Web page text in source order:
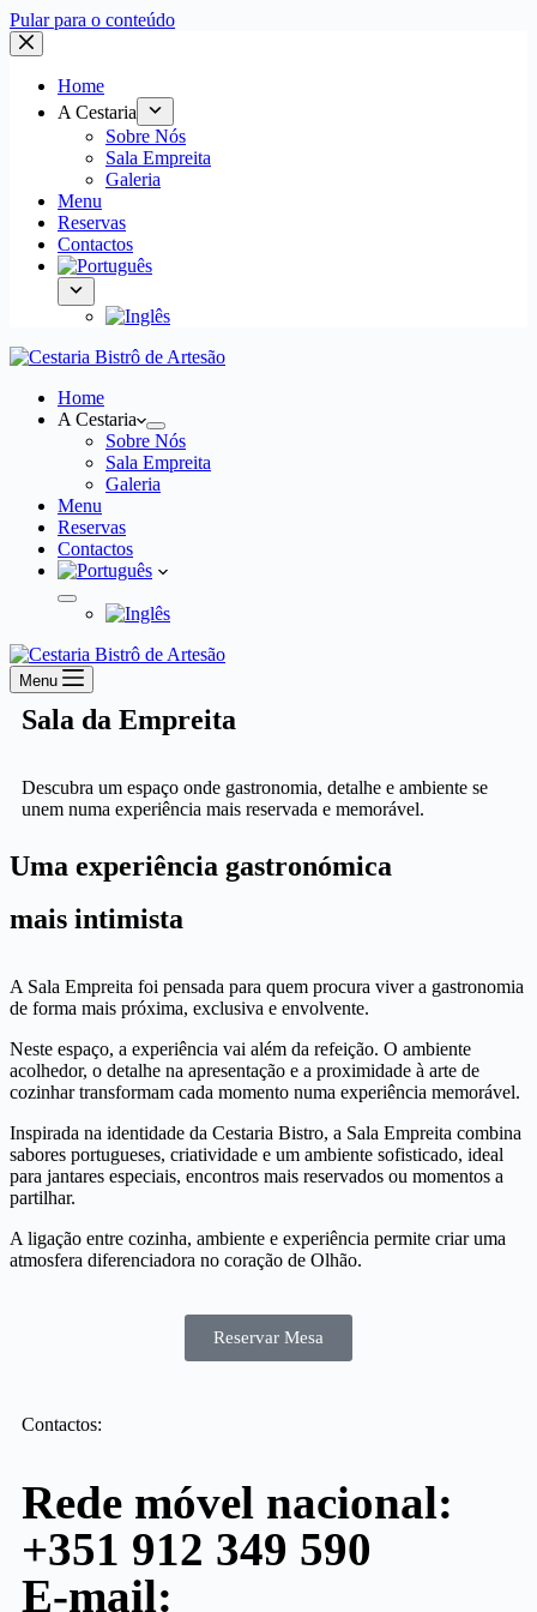
Pular para o conteúdo
Home
A Cestaria
Sobre Nós
Sala Empreita
Galeria
Menu
Reservas
Contactos
Home
A Cestaria
Sobre Nós
Sala Empreita
Galeria
Menu
Reservas
Contactos
Menu
Sala da Empreita
Descubra um espaço onde gastronomia, detalhe e ambiente se
unem numa experiência mais reservada e memorável.
Uma experiência gastronómica
mais intimista
A Sala Empreita foi pensada para quem procura viver a gastronomia
de forma mais próxima, exclusiva e envolvente.
Neste espaço, a experiência vai além da refeição. O ambiente
acolhedor, o detalhe na apresentação e a proximidade à arte de
cozinhar transformam cada momento numa experiência memorável.
Inspirada na identidade da Cestaria Bistro, a Sala Empreita combina
sabores portugueses, criatividade e um ambiente sofisticado, ideal
para jantares especiais, encontros mais reservados ou momentos a
partilhar.
A ligação entre cozinha, ambiente e experiência permite criar uma
atmosfera diferenciadora no coração de Olhão.
Reservar Mesa
Contactos:
Rede móvel nacional:
+351 912 349 590
E-mail: